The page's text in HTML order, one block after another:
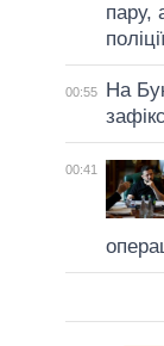
пару,
00:55
На
00:41